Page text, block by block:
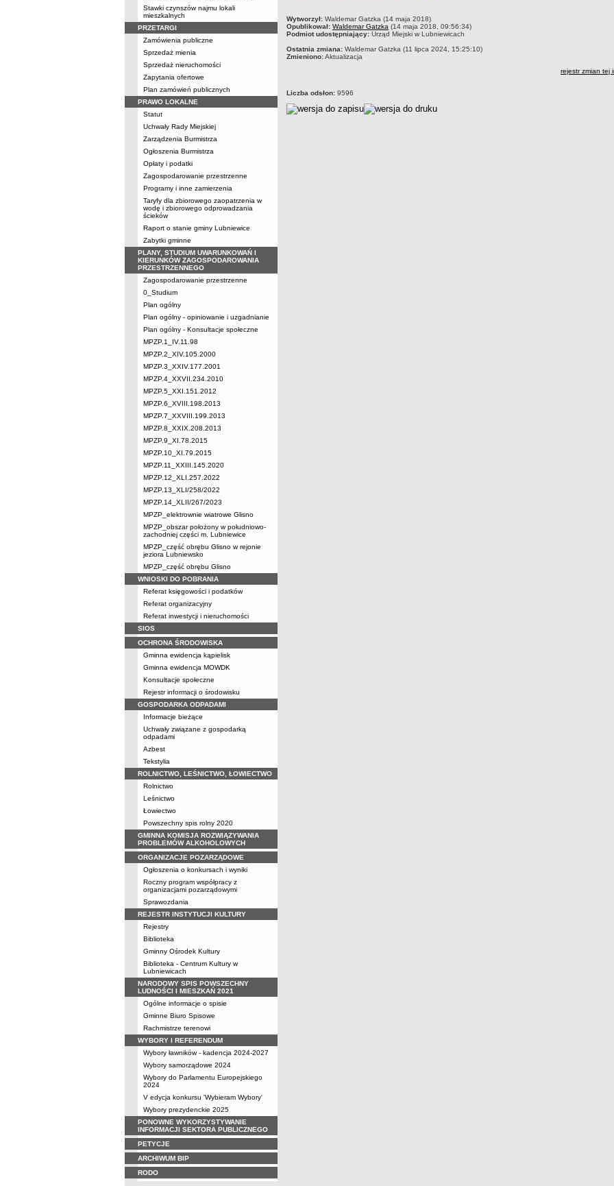
Stawki czynszów najmu lokali
mieszkalnych
PRZETARGI
Zamówienia publiczne
Sprzedaż mienia
Sprzedaż nieruchomości
Zapytania ofertowe
Plan zamówień publicznych
PRAWO LOKALNE
Statut
Uchwały Rady Miejskiej
Zarządzenia Burmistrza
Ogłoszenia Burmistrza
Opłaty i podatki
Zagospodarowanie przestrzenne
Programy i inne zamierzenia
Taryfy dla zbiorowego zaopatrzenia w
wodę i zbiorowego odprowadzania
ścieków
Raport o stanie gminy Lubniewice
Zabytki gminne
PLANY, STUDIUM UWARUNKOWAŃ I
KIERUNKÓW ZAGOSPODAROWANIA
PRZESTRZENNEGO
Zagospodarowanie przestrzenne
0_Studium
Plan ogólny
Plan ogólny - opiniowanie i uzgadnianie
Plan ogólny - Konsultacje społeczne
MPZP.1_IV.11.98
MPZP.2_XIV.105.2000
MPZP.3_XXIV.177.2001
MPZP.4_XXVII.234.2010
MPZP.5_XXI.151.2012
MPZP.6_XVIII.198.2013
MPZP.7_XXVIII.199.2013
MPZP.8_XXIX.208.2013
MPZP.9_XI.78.2015
MPZP.10_XI.79.2015
MPZP.11_XXIII.145.2020
MPZP.12_XLI.257.2022
MPZP.13_XLI/258/2022
MPZP.14_XLII/267/2023
MPZP_elektrownie wiatrowe Glisno
MPZP_obszar położony w południowo-
zachodniej części m. Lubniewice
MPZP_część obrębu Glisno w rejonie
jeziora Lubniewsko
MPZP_część obrębu Glisno
WNIOSKI DO POBRANIA
Referat księgowości i podatków
Referat organizacyjny
Referat inwestycji i nieruchomości
SIOS
OCHRONA ŚRODOWISKA
Gminna ewidencja kąpielisk
Gminna ewidencja MOWDK
Konsultacje społeczne
Rejestr informacji o środowisku
GOSPODARKA ODPADAMI
Informacje bieżące
Uchwały związane z gospodarką
odpadami
Azbest
Tekstylia
ROLNICTWO, LEŚNICTWO, ŁOWIECTWO
Rolnictwo
Leśnictwo
Łowiectwo
Powszechny spis rolny 2020
GMINNA KOMISJA ROZWIĄZYWANIA
PROBLEMÓW ALKOHOLOWYCH
ORGANIZACJE POZARZĄDOWE
Ogłoszenia o konkursach i wyniki
Roczny program współpracy z
organizacjami pozarządowymi
Sprawozdania
REJESTR INSTYTUCJI KULTURY
Rejestry
Biblioteka
Gminny Ośrodek Kultury
Biblioteka - Centrum Kultury w
Lubniewicach
NARODOWY SPIS POWSZECHNY
LUDNOŚCI I MIESZKAŃ 2021
Ogólne informacje o spisie
Gminne Biuro Spisowe
Rachmistrze terenowi
WYBORY I REFERENDUM
Wybory ławników - kadencja 2024-2027
Wybory samorządowe 2024
Wybory do Parlamentu Europejskiego
2024
V edycja konkursu 'Wybieram Wybory'
Wybory prezydenckie 2025
PONOWNE WYKORZYSTYWANIE
INFORMACJI SEKTORA PUBLICZNEGO
PETYCJE
ARCHIWUM BIP
RODO
metryczka
Wytworzył: Waldemar Gatzka (14 maja 2018)
Opublikował: Waldemar Gatzka (14 maja 2018, 09:56:34)
Podmiot udostępniający: Urząd Miejski w Lubniewicach
Ostatnia zmiana: Waldemar Gatzka (11 lipca 2024, 15:25:10)
Zmieniono:Aktualizacja
rejestr zmian tej
Liczba odsłon: 9596